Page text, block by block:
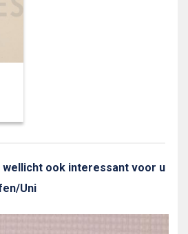
wellicht ook interessant voor u
Uni